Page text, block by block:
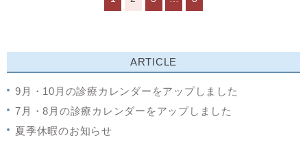
ARTICLE
9月・10月の診療カレンダーをアップしました
7月・8月の診療カレンダーをアップしました
夏季休暇のお知らせ